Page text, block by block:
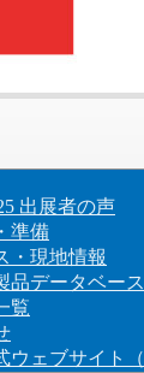
出展者の声
準備
・現地情報
品データベース
覧
ウェブサイト（